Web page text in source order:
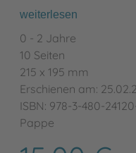
weiterlesen
0 - 2 Jahre
10 Seiten
215 x 195 mm
Erschienen am:
ISBN: 978-3-480-
Pappe